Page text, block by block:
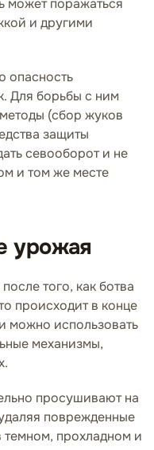
и другими
опасность
Для борьбы с ним
(сбор жуков
защиты
севооборот и не
и том же месте
урожая
того, как ботва
происходит в конце
можно использовать
механизмы,
просушивают на
поврежденные
темном, прохладном и